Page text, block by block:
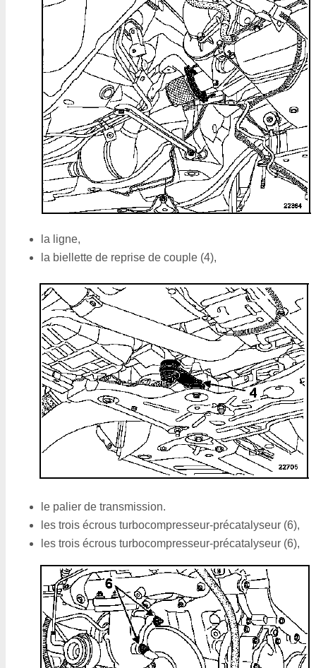
la ligne,
la biellette de reprise de couple (4),
le palier de transmission.
les trois écrous turbocompresseur-précatalyseur (6),
les trois écrous turbocompresseur-précatalyseur (6),